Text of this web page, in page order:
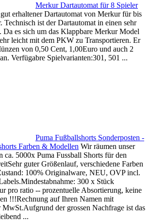
Merkur Dartautomat für 8 Spieler
erhaltener Dartautomat von Merkur für bis
Technisch ist der Dartautomat in einen sehr
Da es sich um das Klappbare Merkur Model
leicht mit dem PKW zu Transportieren. Er
von 0,50 Cent, 1,00Euro und auch 2
Verfügabre Spielvarianten:301, 501 ...
Puma Fußballshorts Sonderposten -
Farben & Modellen Wir räumen unser
ca. 5000x Puma Fussball Shorts für den
guter Größenlauf, verschiedene Farben
100% Originalware, NEU, OVP incl.
300 x Stück
pro ratio -- prozentuelle Absortierung, keine
!!!Rechnung auf Ihren Namen mit
MwSt.Aufgrund der grossen Nachfrage ist das
...